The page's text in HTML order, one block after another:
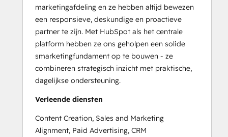
marketingafdeling en ze hebben altijd bewezen
een responsieve, deskundige en proactieve
partner te zijn. Met HubSpot als het centrale
platform hebben ze ons geholpen een solide
smarketingfundament op te bouwen - ze
combineren strategisch inzicht met praktische,
dagelijkse ondersteuning.
Verleende diensten
Content Creation, Sales and Marketing
Alignment, Paid Advertising, CRM